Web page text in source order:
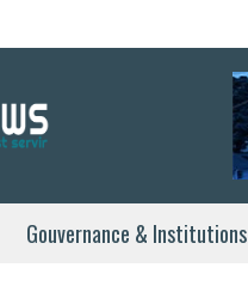
Gouvernance & Institutions